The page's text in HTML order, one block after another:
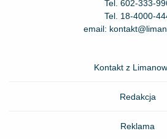
Tel. 602-333-
Tel. 18-4000-
email:
Kontakt z
Redakcja
Reklama